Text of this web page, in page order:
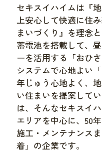
セキスイハイムは『
上安心して快適に住
まいづくり』を理念
蓄電池を搭載して、
ーを活用する「おひ
システムで心地よい
年じゅう心地よく、
い住まいを提案して
は、そんなセキスイ
エリアを中心に、50
施工・メンテナンス
着」の企業です。